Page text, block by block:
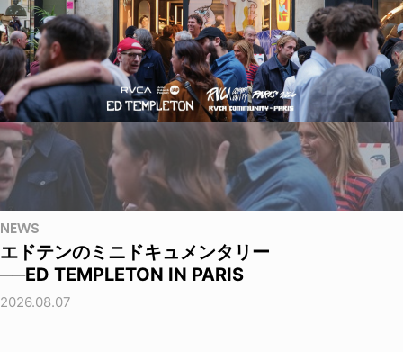
NEWS
エドテンのミニドキュメンタリー
──ED TEMPLETON IN PARIS
2026.08.07